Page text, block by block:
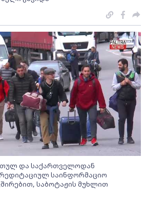
და საქართველოდან
საინფორმაციო
საბოტაჟის მუხლით